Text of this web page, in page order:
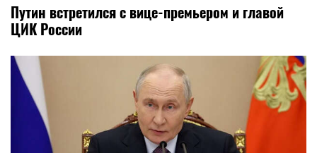
Путин встретился с вице-премьером и главой
ЦИК России